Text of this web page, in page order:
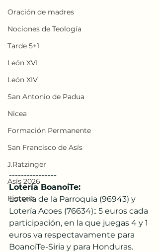
Oración de madres
Nociones de Teología
Tarde 5+1
León XVI
León XIV
San Antonio de Padua
Nicea
Formación Permanente
San Francisco de Asís
J.Ratzinger
Asís 2026
Historia
----------------
Lotería BoanoiTe:
Lotería de la Parroquia (96943) y
Lotería Acoes (76634):: 5 euros cada
participación, en la que juegas 4 y 1
euros va respectavamente para
BoanoiTe-Siria y para Honduras.